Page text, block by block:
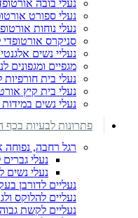
נעלי בובה
נעלי ספורט
נעלי נוחות
סניקרס אורטופדי
נעליי נשים
מגפיים ומגפונים
נעלי בית חורפיות
נעלי בית קיץ
נעלי נשים במידות
פתרונות לבעיות בכף
רגל רחבה, נפוחה
נעלי
נעלי נשים
נעליים לדורבן
נעליים להלוקס
נעליים לקשת